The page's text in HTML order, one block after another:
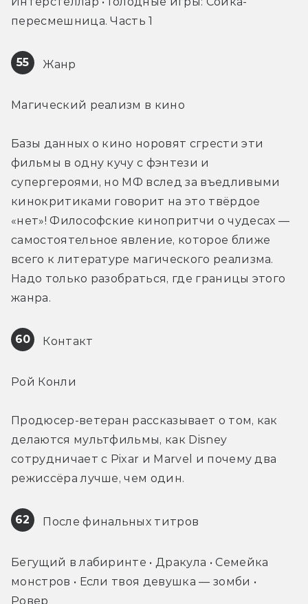
пересмешница. Часть 1
55 Жанр
Магический реализм в кино
Базы данных о кино норовят сгрести эти
фильмы в одну кучу с фэнтези и
супергероями, но МФ вслед за въедливыми
кинокритиками говорит на это твёрдое
«нет»! Философские кинопритчи о чудесах —
самостоятельное явление, которое ближе
всего к литературе магического реализма.
Надо только разобраться, где границы этого
жанра.
60 Контакт
Рой Конли
Продюсер-ветеран рассказывает о том, как
делаются мультфильмы, как Disney
сотрудничает с Pixar и Marvel и почему два
режиссёра лучше, чем один.
62 После финальных титров
Бегущий в лабиринте • Дракула • Семейка
монстров • Если твоя девушка — зомби •
Ровер